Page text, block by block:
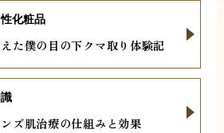
た僕の目の下クマ取り体験記
化粧品
ズ肌治療の仕組みと効果